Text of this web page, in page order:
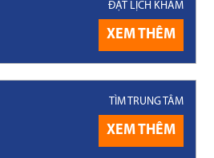
ĐẶT LỊCH KHÁM
XEM THÊM
TÌM TRUNG TÂM
XEM THÊM